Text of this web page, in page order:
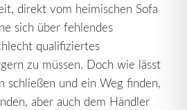
direkt vom heimischen Sofa
sich über fehlendes
qualifiziertes
zu müssen. Doch wie lässt
schließen und ein Weg finden,
aber auch dem Händler